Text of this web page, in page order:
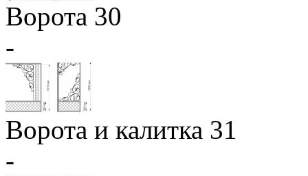
Ворота 30
-
Ворота и калитка 31
-